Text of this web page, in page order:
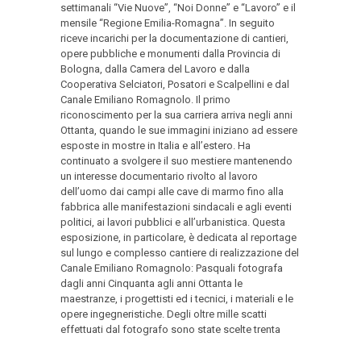
settimanali “Vie Nuove”, “Noi Donne” e “Lavoro” e il
mensile “Regione Emilia-Romagna”. In seguito
riceve incarichi per la documentazione di cantieri,
opere pubbliche e monumenti dalla Provincia di
Bologna, dalla Camera del Lavoro e dalla
Cooperativa Selciatori, Posatori e Scalpellini e dal
Canale Emiliano Romagnolo. Il primo
riconoscimento per la sua carriera arriva negli anni
Ottanta, quando le sue immagini iniziano ad essere
esposte in mostre in Italia e all’estero. Ha
continuato a svolgere il suo mestiere mantenendo
un interesse documentario rivolto al lavoro
dell’uomo dai campi alle cave di marmo fino alla
fabbrica alle manifestazioni sindacali e agli eventi
politici, ai lavori pubblici e all’urbanistica. Questa
esposizione, in particolare, è dedicata al reportage
sul lungo e complesso cantiere di realizzazione del
Canale Emiliano Romagnolo: Pasquali fotografa
dagli anni Cinquanta agli anni Ottanta le
maestranze, i progettisti ed i tecnici, i materiali e le
opere ingegneristiche. Degli oltre mille scatti
effettuati dal fotografo sono state scelte trenta